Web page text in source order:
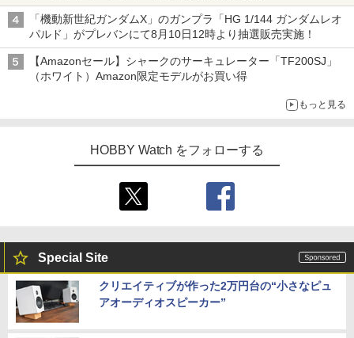
「30MS オプションパーツセット29(アクションウエアβ)」も対
象「機動新世紀ガンダムX」のガンプラ「HG 1/144 ガンダムレオ
パルド」がプレバンにて8月10日12時より抽選販売実施！
【Amazonセール】シャークのサーキュレーター「TF200SJ」
（ホワイト）Amazon限定モデルがお買い得
もっと見る
HOBBY Watch をフォローする
Special Site
クリエイティブが作った2万円台の“小さなピュ
アオーディオスピーカー”